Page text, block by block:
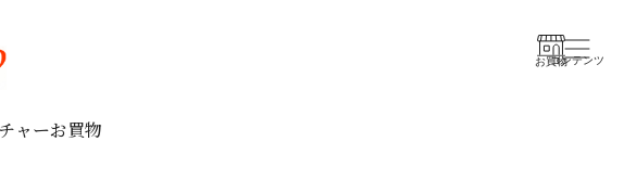
お買物コンテンツ
ャーお買物